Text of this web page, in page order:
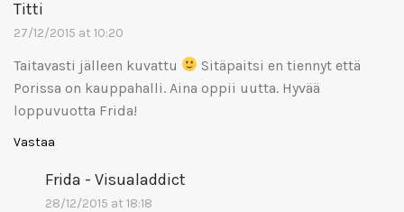
Titti
27/12/2015 at 10:20
Taitavasti jälleen kuvattu
Sitäpaitsi en tiennyt että
Porissa on kauppahalli. Aina oppii uutta. Hyvää
loppuvuotta Frida!
Vastaa
Frida - Visualaddict
28/12/2015 at 18:18